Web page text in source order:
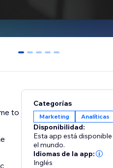
0 1 2 3 4
Categorías
Marketing Analíticas
Disponibilidad:
Esta app está
el mundo.
Idiomas de la app:
Inglés